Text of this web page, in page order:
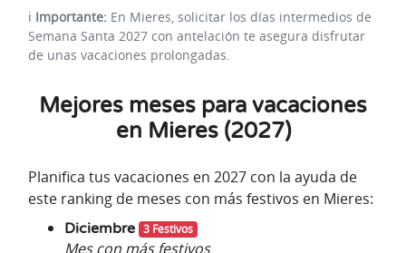
ℹ️ Importante: En Mieres, solicitar los días intermedios de
Semana Santa 2027 con antelación te asegura disfrutar
de unas vacaciones prolongadas.
Mejores meses para vacaciones
en Mieres (2027)
Planifica tus vacaciones en 2027 con la ayuda de
este ranking de meses con más festivos en Mieres:
Diciembre 3 Festivos
Mes con más festivos